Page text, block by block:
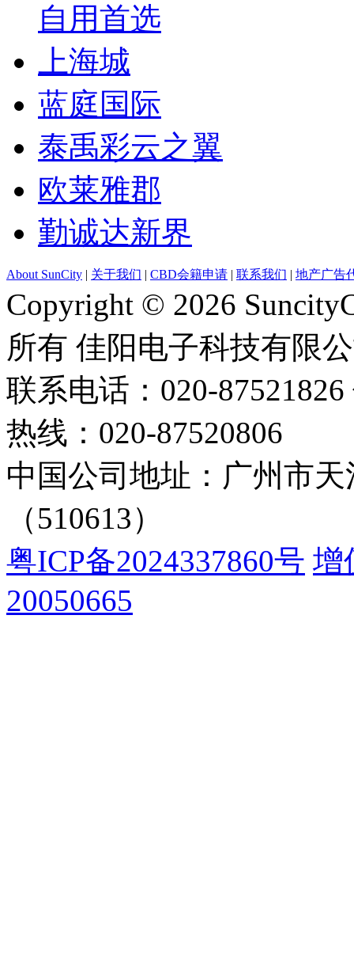
自用首选
上海城
蓝庭国际
泰禹彩云之翼
欧莱雅郡
勤诚达新界
About SunCity | 关于我们 | CBD会籍申请 | 联系我们 | 地产广告
Copyright © 2026
所有 佳阳电子科技有限
联系电话：020-
热线：020-87520806
中国公司地址：广州市
（510613）
粤ICP备2024337860号 增
20050665